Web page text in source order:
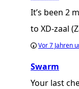
It’s been 2
to XD-zaal
Vor7 Jahren
Swarm
Your last